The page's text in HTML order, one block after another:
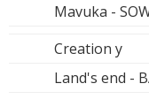
Mavuka -
Creation y
Land's end -